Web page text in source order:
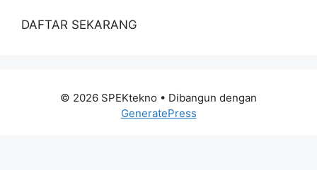
DAFTAR SEKARANG
© 2026 SPEKtekno • Dibangun dengan
GeneratePress